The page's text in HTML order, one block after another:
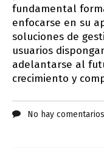
fundamental
enfocarse en su
soluciones de
usuarios
adelantarse al
crecimiento y
No hay comentarios